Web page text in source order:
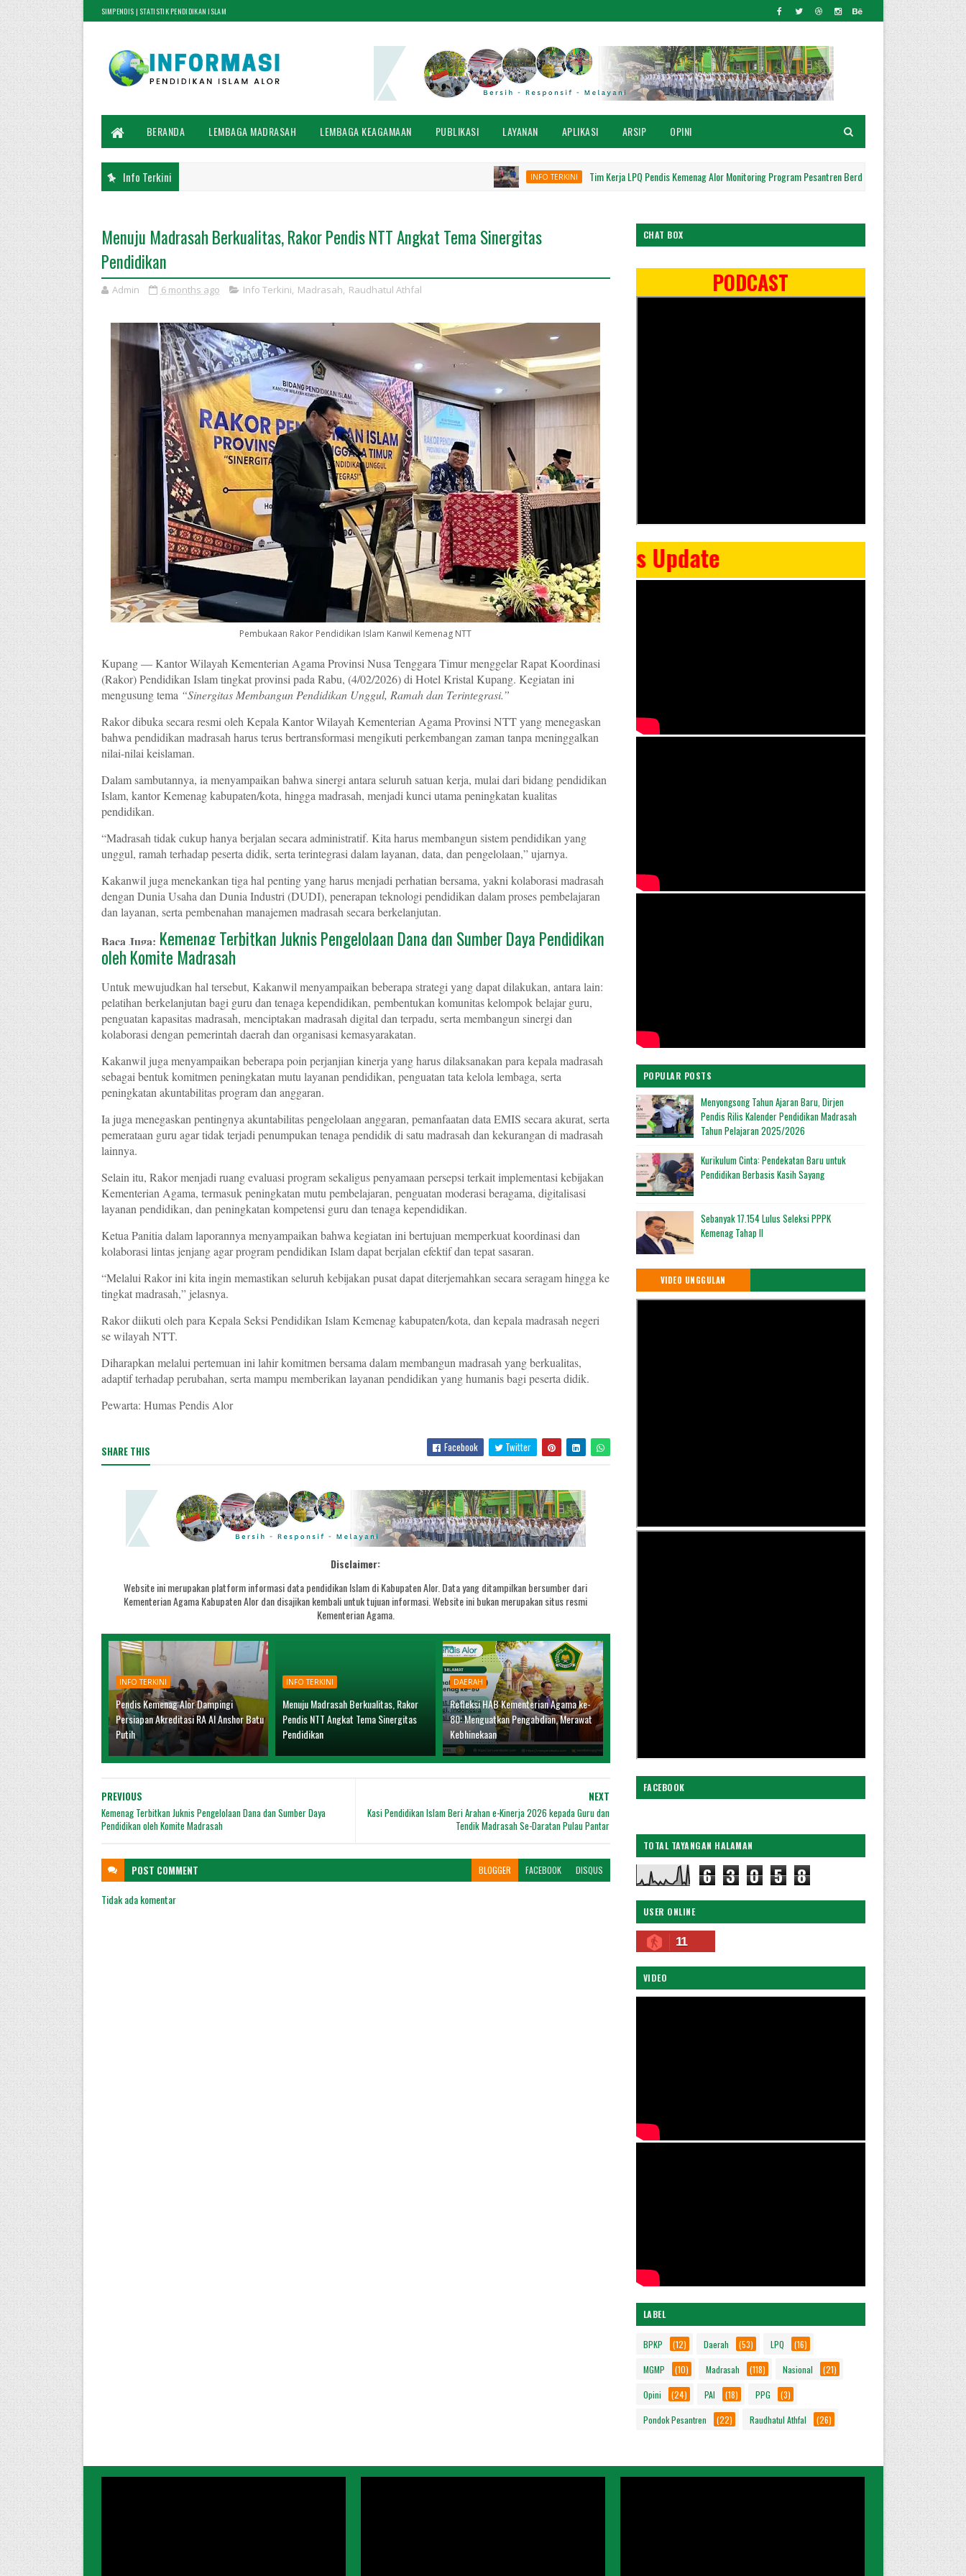
SIMPENDIS | STATISTIK PENDIDIKAN ISLAM
BERANDA LEMBAGA MADRASAH LEMBAGA KEAGAMAAN PUBLIKASI LAYANAN APLIKASI ARSIP OPINI
Info Terkini INFO TERKINI Tim Kerja LPQ Pendis Kemenag Alor Monitoring Program Pesantren Berdaya di Tiga Lembaga Keagamaan
Menuju Madrasah Berkualitas, Rakor Pendis NTT Angkat Tema Sinergitas
Pendidikan
Admin 6 months ago Info Terkini, Madrasah, Raudhatul Athfal
Pembukaan Rakor Pendidikan Islam Kanwil Kemenag NTT
Kupang — Kantor Wilayah Kementerian Agama Provinsi Nusa Tenggara Timur menggelar Rapat Koordinasi
(Rakor) Pendidikan Islam tingkat provinsi pada Rabu, (4/02/2026)di Hotel Kristal Kupang. Kegiatan ini
mengusung tema “Sinergitas Membangun Pendidikan Unggul, Ramah dan Terintegrasi.”
Rakor dibuka secara resmi oleh Kepala Kantor Wilayah Kementerian Agama Provinsi NTT yang menegaskan
bahwa pendidikan madrasah harus terus bertransformasi mengikuti perkembangan zaman tanpa meninggalkan
nilai-nilai keislaman.
Dalam sambutannya, ia menyampaikan bahwa sinergi antara seluruh satuan kerja, mulai dari bidang pendidikan
Islam, kantor Kemenag kabupaten/kota, hingga madrasah, menjadi kunci utama peningkatan kualitas
pendidikan.
“Madrasah tidak cukup hanya berjalan secara administratif. Kita harus membangun sistem pendidikan yang
unggul, ramah terhadap peserta didik, serta terintegrasi dalam layanan, data, dan pengelolaan,” ujarnya.
Kakanwil juga menekankan tiga hal penting yang harus menjadi perhatian bersama, yakni kolaborasi madrasah
dengan Dunia Usaha dan Dunia Industri (DUDI), penerapan teknologi pendidikan dalam proses pembelajaran
dan layanan, serta pembenahan manajemen madrasah secara berkelanjutan.
Baca Juga: Kemenag Terbitkan Juknis Pengelolaan Dana dan Sumber Daya Pendidikan
oleh Komite Madrasah
Untuk mewujudkan hal tersebut, Kakanwil menyampaikan beberapa strategi yang dapat dilakukan, antara lain:
pelatihan berkelanjutan bagi guru dan tenaga kependidikan, pembentukan komunitas kelompok belajar guru,
penguatan kapasitas madrasah, menciptakan madrasah digital dan terpadu, serta membangun sinergi dan
kolaborasi dengan pemerintah daerah dan organisasi kemasyarakatan.
Kakanwil juga menyampaikan beberapa poin perjanjian kinerja yang harus dilaksanakan para kepala madrasah
sebagai bentuk komitmen peningkatan mutu layanan pendidikan, penguatan tata kelola lembaga, serta
peningkatan akuntabilitas program dan anggaran.
Ia juga menegaskan pentingnya akuntabilitas pengelolaan anggaran, pemanfaatan data EMIS secara akurat, serta
pemerataan guru agar tidak terjadi penumpukan tenaga pendidik di satu madrasah dan kekurangan di madrasah
lainnya.
Selain itu, Rakor menjadi ruang evaluasi program sekaligus penyamaan persepsi terkait implementasi kebijakan
Kementerian Agama, termasuk peningkatan mutu pembelajaran, penguatan moderasi beragama, digitalisasi
layanan pendidikan, dan peningkatan kompetensi guru dan tenaga kependidikan.
Ketua Panitia dalam laporannya menyampaikan bahwa kegiatan ini bertujuan memperkuat koordinasi dan
kolaborasi lintas jenjang agar program pendidikan Islam dapat berjalan efektif dan tepat sasaran.
“Melalui Rakor ini kita ingin memastikan seluruh kebijakan pusat dapat diterjemahkan secara seragam hingga ke
tingkat madrasah,” jelasnya.
Rakor diikuti oleh para Kepala Seksi Pendidikan Islam Kemenag kabupaten/kota, dan kepala madrasah negeri
se wilayah NTT.
Diharapkan melalui pertemuan ini lahir komitmen bersama dalam membangun madrasah yang berkualitas,
adaptif terhadap perubahan, serta mampu memberikan layanan pendidikan yang humanis bagi peserta didik.
Pewarta: Humas Pendis Alor
SHARE THIS Facebook Twitter
Disclaimer:
Website ini merupakan platform informasi data pendidikan Islam di Kabupaten Alor. Data yang ditampilkan bersumber dari
Kementerian Agama Kabupaten Alor dan disajikan kembali untuk tujuan informasi. Website ini bukan merupakan situs resmi
Kementerian Agama.
INFO TERKINI
Pendis Kemenag Alor Dampingi
Persiapan Akreditasi RA Al Anshor Batu
Putih
INFO TERKINI
Menuju Madrasah Berkualitas, Rakor
Pendis NTT Angkat Tema Sinergitas
Pendidikan
DAERAH
Refleksi HAB Kementerian Agama ke-
80: Menguatkan Pengabdian, Merawat
Kebhinekaan
NEXT
Kasi Pendidikan Islam Beri Arahan e-Kinerja 2026 kepada Guru dan
Tendik Madrasah Se-Daratan Pulau Pantar
PREVIOUS
Kemenag Terbitkan Juknis Pengelolaan Dana dan Sumber Daya
Pendidikan oleh Komite Madrasah
POST COMMENT BLOGGER FACEBOOK DISQUS
Tidak ada komentar
CHAT BOX
PODCAST
News
POPULAR POSTS
Menyongsong Tahun Ajaran Baru, Dirjen
Pendis Rilis Kalender Pendidikan Madrasah
Tahun Pelajaran 2025/2026
Kurikulum Cinta: Pendekatan Baru untuk
Pendidikan Berbasis Kasih Sayang
Sebanyak 17.154 Lulus Seleksi PPPK
Kemenag Tahap II
VIDEO UNGGULAN
FACEBOOK
TOTAL TAYANGAN HALAMAN
6 3 0 5 8
USER ONLINE
11
VIDEO
LABEL
BPKP (12) Daerah (53) LPQ (16)
MGMP (10) Madrasah (118) Nasional (21)
Opini (24) PAI (18) PPG (3)
Pondok Pesantren (22) Raudhatul Athfal (26)